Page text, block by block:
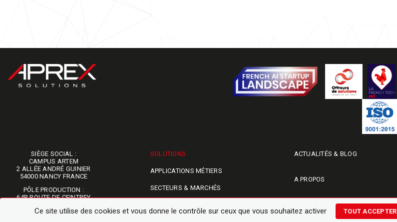
Ce site utilise des cookies et vous donne le contrôle sur ceux que vous souhaitez activer TOUT ACCEPTER
SIÈGE SOCIAL :
​​​​​​​CAMPUS ARTEM
2 ALLÉE ANDRÉ GUINIER
54000 NANCY FRANCE
PÔLE PRODUCTION :
64B ROUTE DE CEINTREY
SOLUTIONS
APPLICATIONS MÉTIERS
SECTEURS & MARCHÉS
ACTUALITÉS & BLOG
A PROPOS